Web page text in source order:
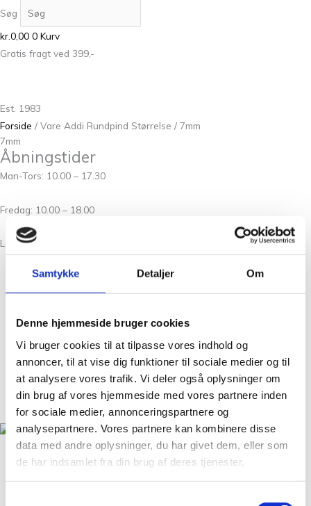
Samtykke Detaljer Om
Denne hjemmeside bruger cookies
Vi bruger cookies til at tilpasse vores indhold og
annoncer, til at vise dig funktioner til sociale medier og til
at analysere vores trafik. Vi deler også oplysninger om
din brug af vores hjemmeside med vores partnere inden
for sociale medier, annonceringspartnere og
analysepartnere. Vores partnere kan kombinere disse
data med andre oplysninger, du har givet dem, eller som
de har indsamlet fra din brug af deres tjenester.
Søg
kr.0,00 0 Kurv
Gratis fragt ved 399,-
Est. 1983
Forside / Vare Addi Rundpind Størrelse / 7mm
7mm
Åbningstider
Man-Tors: 10.00 – 17.30
Fredag: 10.00 – 18.00
Lørdag: 10.00 – 15.00
Om Os
FAQ
Workshops
Handelsbetingelser
Nyheder
GDPR
Christian Winthers Vej 2
DK-1860 Frederiksberg
+45 31 38 24 04